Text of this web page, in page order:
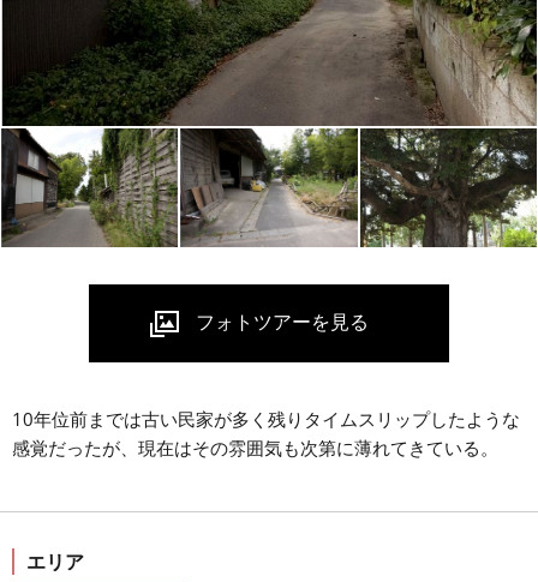
10年位前までは古い民家が多く残りタイムスリップしたような
感覚だったが、現在はその雰囲気も次第に薄れてきている。
エリア